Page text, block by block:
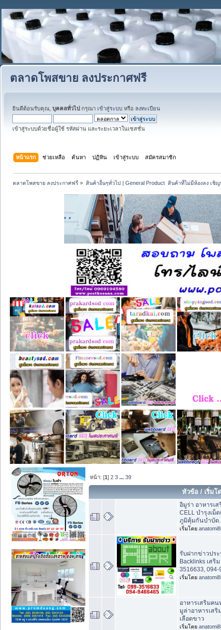
ตลาดโพสขาย ลงประกาศฟรี
ยินดีต้อนรับคุณ, บุคคลทั่วไป กรุณา เข้าสู่ระบบ หรือ ลงทะเบียน
เข้าสู่ระบบด้วยชื่อผู้ใช้ รหัสผ่าน และระยะเวลาในเซสชั่น
หน้าแรก ช่วยเหลือ ค้นหา ปฏิทิน เข้าสู่ระบบ สมัครสมาชิก
ตลาดโพสขาย ลงประกาศฟรี » สินค้าอื่นๆทั่วไป | General Product  สินค้าที่ไม่มีห้องลง เชิญ
หน้า: [1]2 3 ...39
หัวข้อ / เริ่ม
อิมูร่า อาหารเ
CELL บำรุงเม็
ภูมิคุ้มกันบำบัด.
เริ่มโดย
รับฝากข่าวปร
Backlinks เสริ
3516633, 094-
เริ่มโดย
อาหารเสริมคน
มูล่าอาหารเส
เลือดขาว
เริ่มโดย